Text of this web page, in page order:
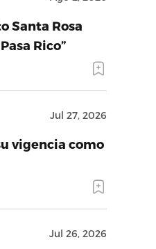
Santa Rosa
Rico”
Jul 27, 2026
vigencia como
Jul 26, 2026